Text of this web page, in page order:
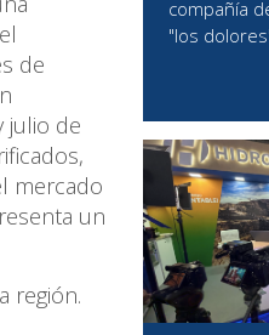
de
julio de
mercado
un
región.
compañía
"los